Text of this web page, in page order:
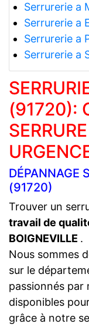
Serrurerie a
Serrurerie a
Serrurerie a
Serrurerie a
(91720):
DÉPANNAGE
(91720)
Trouver un
travail de
BOIGNEVILLE .
Nous sommes
sur le
passionnés
disponibles
grâce à notre